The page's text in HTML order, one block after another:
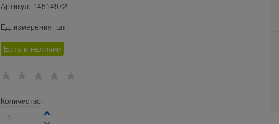
Артикул: 14514972
Ед. измерения: шт.
Есть в наличии
Количество: